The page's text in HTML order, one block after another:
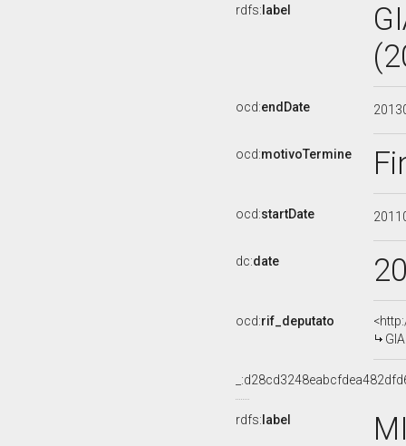
rdfs: label
ocd:endDate
ocd:motivoTermine
ocd:startDate
dc:date
ocd:rif_deputato
rdfs: label